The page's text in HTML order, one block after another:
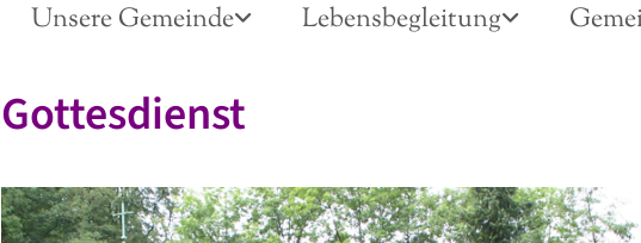
Unsere Gemeinde Lebensbegleitung
Gottesdienst